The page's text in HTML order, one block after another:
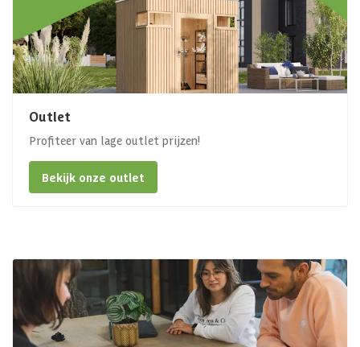
Outlet
Profiteer van lage outlet prijzen!
Bekijk onze outlet